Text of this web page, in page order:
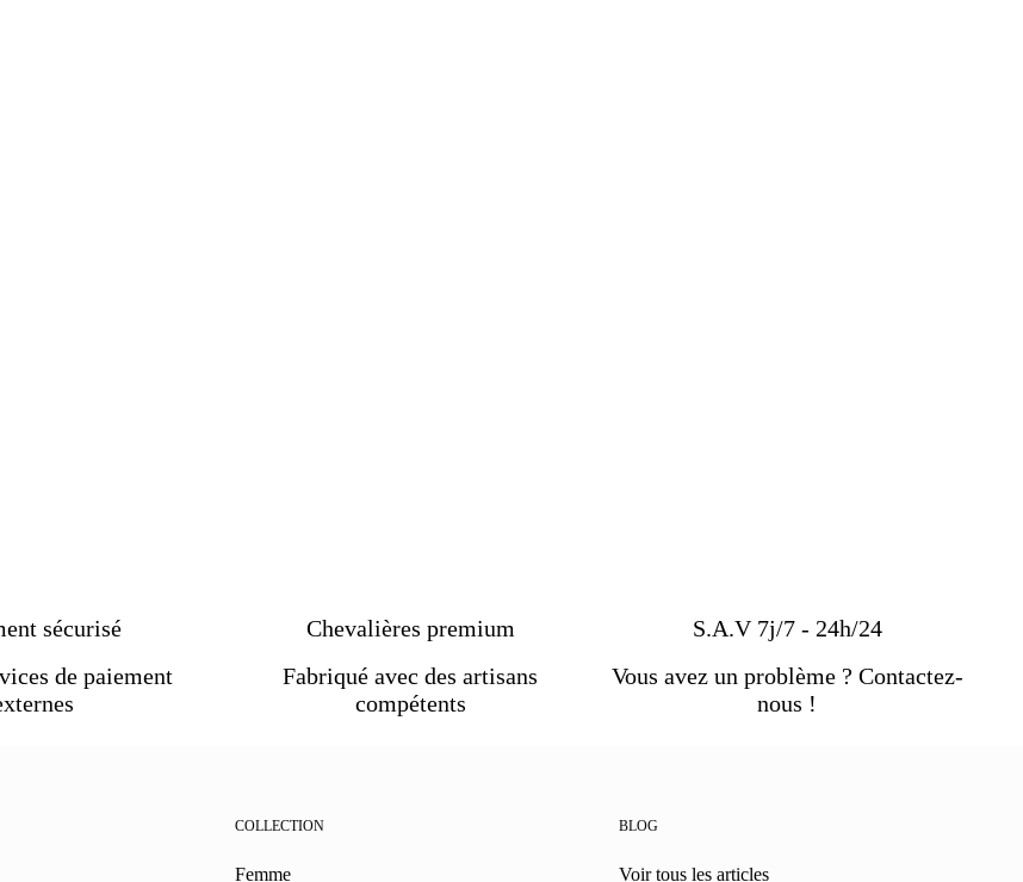
sécurisé
de paiement
Chevalières premium
Fabriqué avec des artisans
compétents
S.A.V 7j/7 - 24h/24
Vous avez un problème ? Contactez-
nous !
COLLECTION
Femme
BLOG
Voir tous les articles